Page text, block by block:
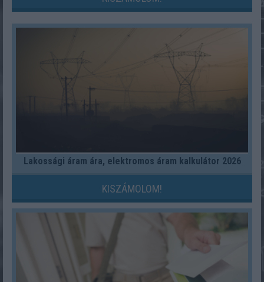
Lakossági áram ára, elektromos áram kalkulátor 2026
KISZÁMOLOM!